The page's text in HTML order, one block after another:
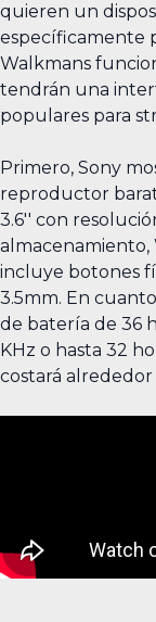
quieren un
específicamente
Walkmans
tendrán una
populares para
Primero, Sony
reproductor
3.6'' con
almacenamiento,
incluye botones
3.5mm. En
de batería de 36
KHz o hasta 32
costará alrededor